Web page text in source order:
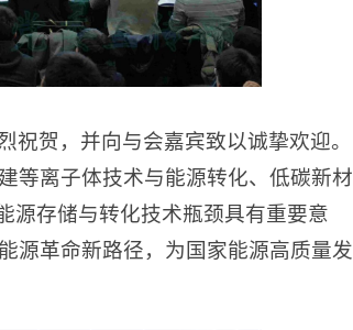
贺，并向与会嘉宾致以诚挚欢迎。
等离子体技术与能源转化、低碳新材
源存储与转化技术瓶颈具有重要意
源革命新路径，为国家能源高质量发